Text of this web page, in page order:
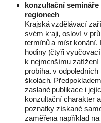
konzultační
regionech
Krajská vzdělávací
svém kraji, osloví v
termínů a míst konání.
hodiny (čtyři
k nejmenšímu zatížení
probíhat v
školách.
zaslané publikace i
konzultační charakter
poznatky získané
zaměřena například